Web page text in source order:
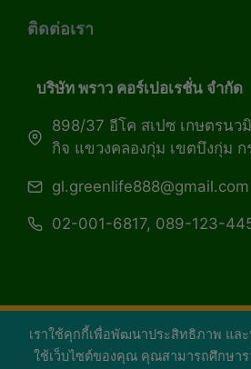
เราใช้คุกกี้เพื่อพัฒนาประสิทธิภาพ แล
ใช้เว็บไซต์ของคุณ คุณสามารถศึกษาร
ติดต่อเรา
บริษัท พราว คอร์เปอเรชั่น จำกัด
898/37 อีโค สเปซ เกษตรนว
กิจ แขวงคลองกุ่ม เขตบึงกุ่ม ก
gl.greenlife888@gmail.com
02-001-6817, 089-123-
Copyright 2026 — Green